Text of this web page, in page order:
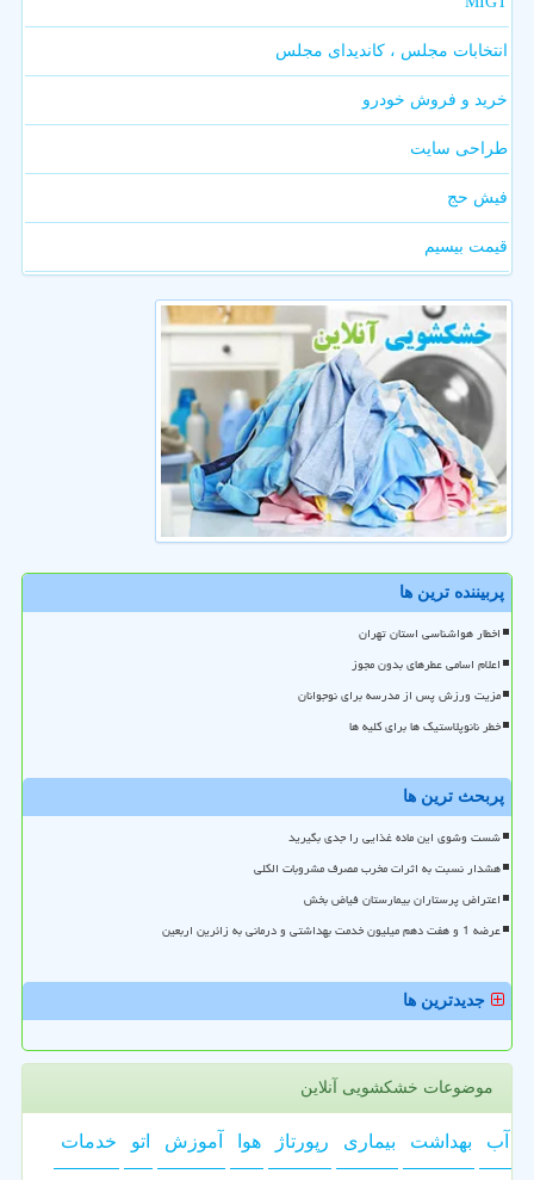
انتخابات مجلس ، کاندیدای مجلس
خرید و فروش خودرو
طراحی سایت
فیش حج
قیمت بیسیم
پربیننده ترین ها
اخطار هواشناسی استان تهران
اعلام اسامی عطرهای بدون مجوز
مزیت ورزش پس از مدرسه برای نوجوانان
خطر نانوپلاستیک ها برای کلیه ها
پربحث ترین ها
شست وشوی این ماده غذایی را جدی بگیرید
هشدار نسبت به اثرات مخرب مصرف مشروبات الکلی
اعتراض پرستاران بیمارستان فیاض بخش
عرضه 1 و هفت دهم میلیون خدمت بهداشتی و درمانی به زائرین اربعین
جدیدترین ها
موضوعات خشکشویی آنلاین
آب بهداشت بیماری رپورتاژ هوا آموزش اتو خدمات